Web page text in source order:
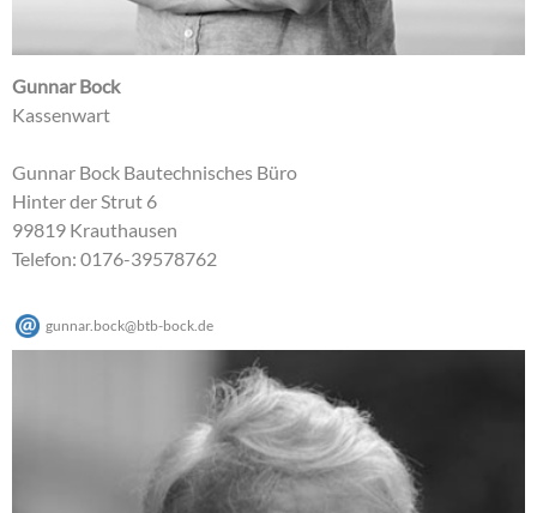
Gunnar Bock
Kassenwart
Gunnar Bock Bautechnisches Büro
Hinter der Strut 6
99819 Krauthausen
Telefon: 0176-39578762
gunnar.bock@btb-bock.de